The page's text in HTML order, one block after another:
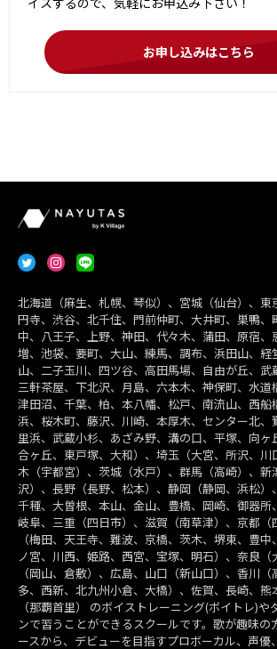
お申し込みはこちら
北海道（麻生、札幌、琴似）、宮城（仙台）、東
円寺、渋谷、北千住、門前仲町、大井町、巣鴨、
中、八王子、上野、神田、代々木、蒲田、原宿、
増、池袋、要町、大山、練馬、調布、浜田山、経
山、二子玉川、四ツ谷、高田馬場、自由が丘、武
三軒茶屋、下北沢、月島、六本木、神保町、水道
津田沼、千葉、柏、本八幡、松戸、南流山、西船
浜、桜木町、藤沢、川崎、本厚木、センター北、
里浜、武蔵小杉、あざみ野、溝の口、平塚、向ヶ
合ヶ丘、東戸塚、大和）、埼玉（大宮、所沢、川
木（宇都宮）、茨城（水戸）、群馬（高崎）、新
沢）、長野（長野、松本）、静岡（静岡、浜松）
千種、大曽根、本山、金山、豊橋、岡崎、御器所
岐阜、三重（四日市）、滋賀（南草津）、京都（
（梅田、天王寺、難波、京橋、茨木、堺東、豊
ノ宮、川西、姫路、西宮、宝塚、明石）、奈良
（岡山、倉敷）、広島、山口（新山口）、香川
多、西新、北九州小倉、大橋）、佐賀、長崎、熊
（那覇首里） のボイストレーニング(ボイトレ)や
ンで習うことができるスクールです。歌が趣味の
ースから、デビューを目指すプロボーカル、声優